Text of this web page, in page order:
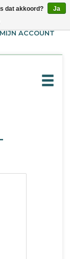
(€--,-
ACCOUNT
dat akkoord?
Ja